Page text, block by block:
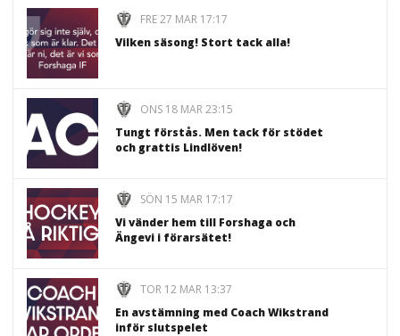
FRE 27 MAR 17:17
Vilken säsong! Stort tack alla!
ONS 18 MAR 23:15
Tungt förstås. Men tack för stödet
och grattis Lindlöven!
SÖN 15 MAR 17:17
Vi vänder hem till Forshaga och
Ängevi i förarsätet!
TOR 12 MAR 13:37
En avstämning med Coach Wikstrand
inför slutspelet